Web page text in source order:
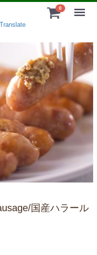
Translate
0
国産ハラール